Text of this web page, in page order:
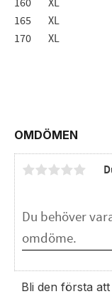
160
XL
165
XL
170
XL
OMDÖMEN
Bli den första